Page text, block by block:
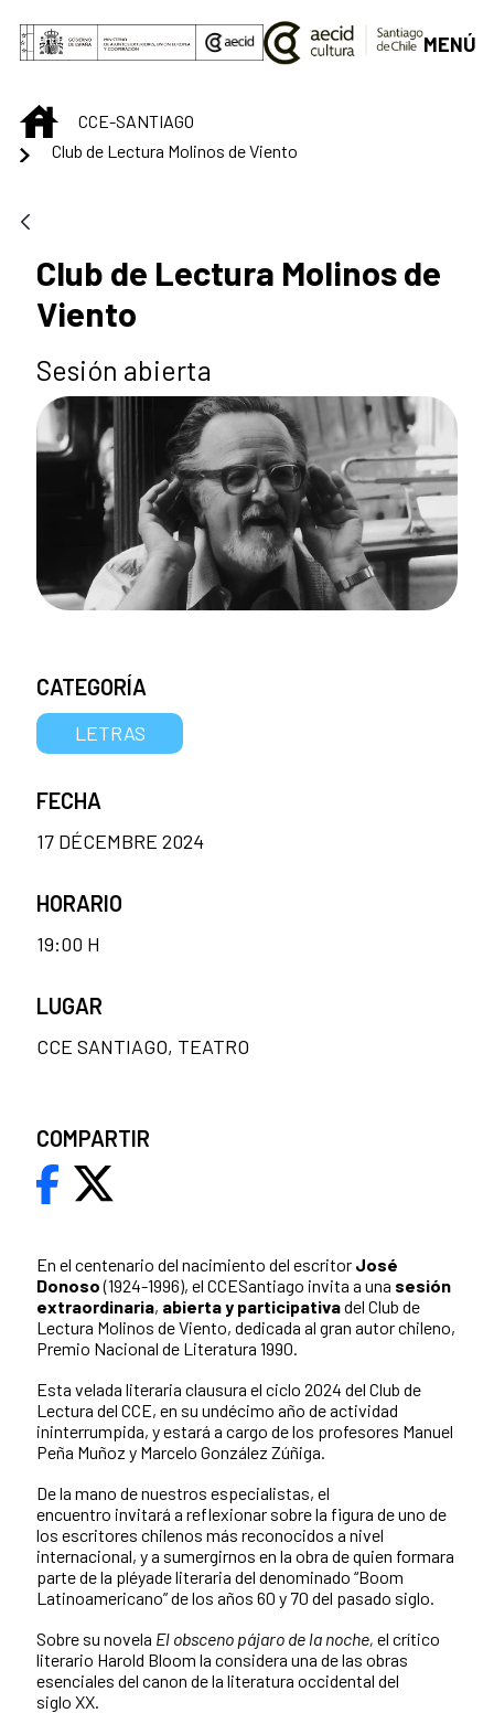
Saut au contenu principal
MENÚ
INICIOCCE-SANTIAGO
Club de Lectura Molinos de Viento
Club de Lectura Molinos de
Viento
Sesión abierta
En el centenario del nacimiento del escritor José
Donoso(1924-1996), el CCESantiago invita a una sesión
extraordinaria, abierta y participativadel Club de
Lectura Molinos de Viento, dedicada al gran autor chileno,
Premio Nacional de Literatura 1990.
Esta velada literaria clausura el ciclo 2024 del Club de
Lectura del CCE, en su undécimo año de actividad
ininterrumpida, y estará a cargo de los profesores Manuel
Peña Muñoz y Marcelo González Zúñiga.
De la mano de nuestros especialistas, el
encuentro invitará a reflexionar sobre la figura de uno de
los escritores chilenos más reconocidos a nivel
internacional, y a sumergirnos en la obra de quien formara
parte de la pléyade literaria del denominado “Boom
Latinoamericano” de los años 60 y 70 del pasado siglo.
Sobre su novela El obsceno pájaro de la noche, el crítico
literario Harold Bloom la considera una de las obras
esenciales del canon de la literatura occidental del
siglo XX.
CATEGORÍA
LETRAS
FECHA
17 DÉCEMBRE 2024
HORARIO
19:00 H
LUGAR
CCE SANTIAGO, TEATRO
COMPARTIR